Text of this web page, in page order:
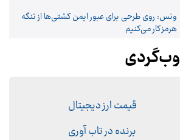
ونس: روی طرحی برای عبور ایمن کشتی‌ها از تنگه
هرمز کار می‌کنیم
وب‌گردی
قیمت ارز دیجیتال
برنده در تاب آوری